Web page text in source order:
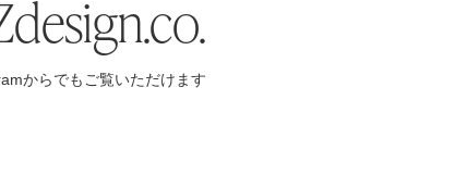
からでもご覧いただけます